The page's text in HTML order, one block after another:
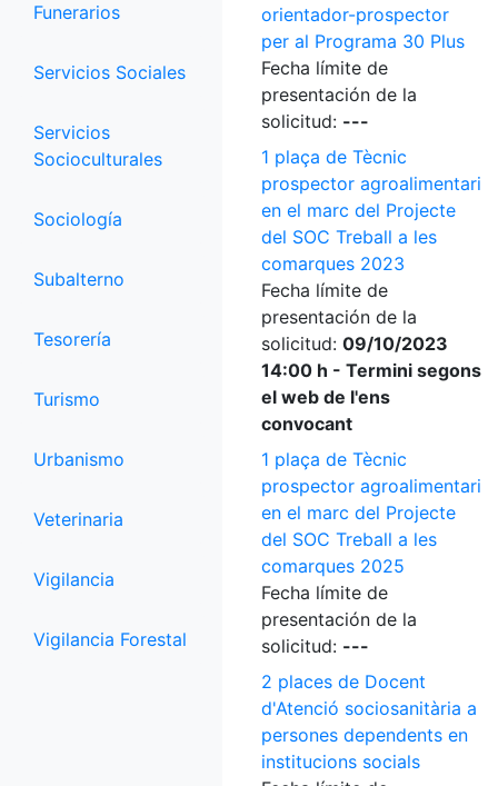
Funerarios
Servicios Sociales
Servicios
Socioculturales
Sociología
Subalterno
Tesorería
Turismo
Urbanismo
Veterinaria
Vigilancia
Vigilancia Forestal
orientador-prospector
per al Programa 30 Plus
Fecha límite de
presentación de la
solicitud: ---
1 plaça de Tècnic
prospector agroalimentari
en el marc del Projecte
del SOC Treball a les
comarques 2023
Fecha límite de
presentación de la
solicitud: 09/10/2023
14:00 h - Termini segons
el web de l'ens
convocant
1 plaça de Tècnic
prospector agroalimentari
en el marc del Projecte
del SOC Treball a les
comarques 2025
Fecha límite de
presentación de la
solicitud: ---
2 places de Docent
d'Atenció sociosanitària a
persones dependents en
institucions socials